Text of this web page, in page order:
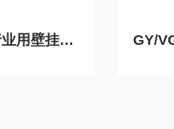
GY/VGD-100-HG炼铁行业用壁挂式粉尘浓度检测仪